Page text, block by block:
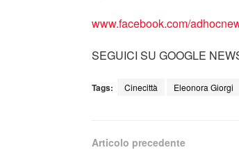
www.facebook.com/
SEGUICI SU GOOGLE
Tags: Cinecittà Eleonora Giorgi
Articolo precedente